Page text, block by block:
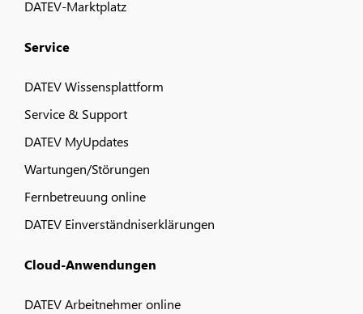
DATEV-Marktplatz
Service
DATEV Wissensplattform
Service & Support
DATEV MyUpdates
Wartungen/Störungen
Fernbetreuung online
DATEV Einverständniserklärungen
Cloud-Anwendungen
DATEV Arbeitnehmer online